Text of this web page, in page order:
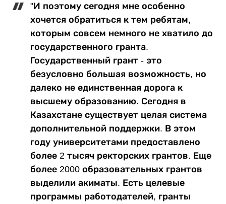
"И поэтому сегодня мне особенно
хочется обратиться к тем ребятам,
которым совсем немного не хватило до
государственного гранта.
Государственный грант - это
безусловно большая возможность, но
далеко не единственная дорога к
высшему образованию. Сегодня в
Казахстане существует целая система
дополнительной поддержки. В этом
году университетами предоставлено
более 2 тысяч ректорских грантов. Еще
более 2000 образовательных грантов
выделили акиматы. Есть целевые
программы работодателей, гранты